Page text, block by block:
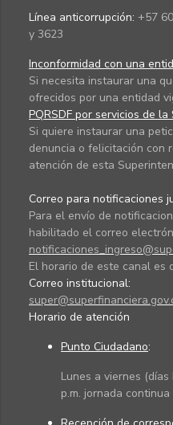
Línea anticorrupción: +57
y 3623
Inconformidad con una
Si necesita instaurar una
ofrecidos por una entidad
PQRSDF por servicios de la
Si quiere instaurar una
denuncia o felicitación con
atención de esta
Correo para notificaciones
Para el envío de
habilitado el correo
El horario de este canal es
Correo institucional:
Horario de atención
Punto Ciudadano:
Lunes a viernes
p.m. jornada continua